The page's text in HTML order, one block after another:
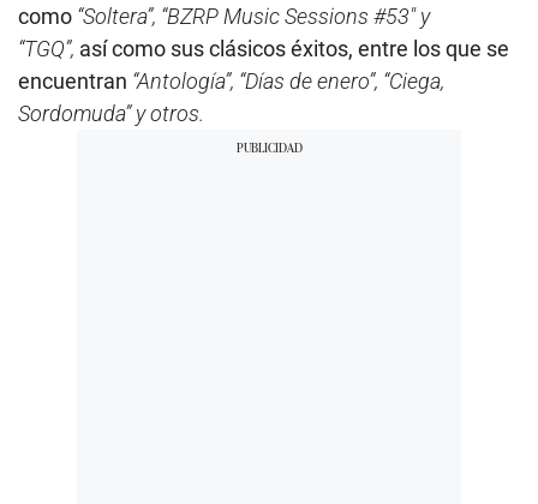
como “Soltera”, “BZRP Music Sessions #53″ y
“TGQ”, así como sus clásicos éxitos, entre los que se
encuentran “Antología”, “Días de enero”, “Ciega,
Sordomuda” y otros.